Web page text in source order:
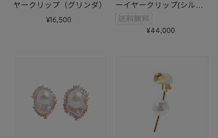
ヤークリップ（グリンダ）
16,500
ーイヤークリップ(シルバ
ー)
44,000